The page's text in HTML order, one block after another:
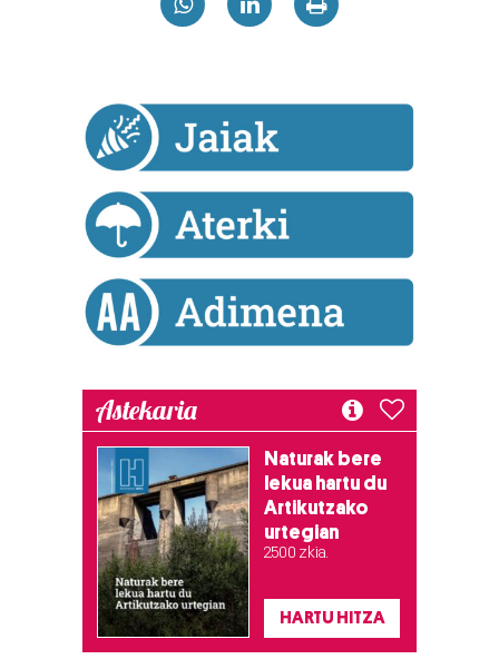
Astekaria
Naturak bere
lekua hartu du
Artikutzako
urtegian
2.500 zkia.
HARTU HITZA